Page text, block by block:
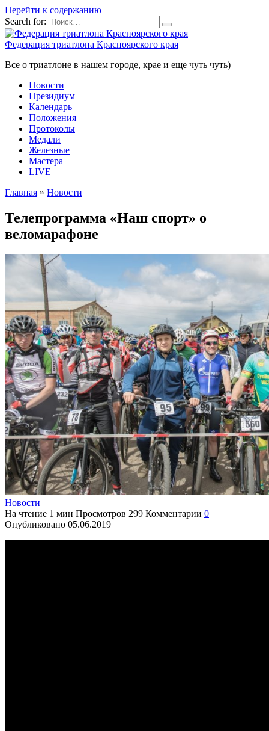
Перейти к содержанию
Search for:
Федерация триатлона Красноярского края
Все о триатлоне в нашем городе, крае и еще чуть чуть)
Новости
Президиум
Календарь
Положения
Протоколы
Медали
Железные
Мастера
LIVE
Главная » Новости
Телепрограмма «Наш спорт» о
веломарафоне
Новости
На чтение 1 мин Просмотров 299 Комментарии 0
Опубликовано 05.06.2019